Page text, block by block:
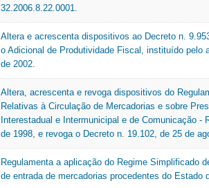
32.2006.8.22.0001.
Altera e acrescenta dispositivos ao Decreto n.
o Adicional de Produtividade Fiscal, instituído pelo
de 2002.
Altera, acrescenta e revoga dispositivos do
Relativas à Circulação de Mercadorias e sobre
Interestadual e Intermunicipal e de Comunicação -
de 1998, e revoga o Decreto n. 19.102, de 25 de
Regulamenta a aplicação do Regime Simplificado
de entrada de mercadorias procedentes do Estado